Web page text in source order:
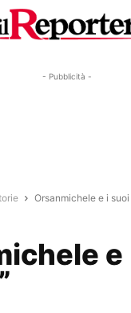
- Pubblicità -
Orsanmichele e i suoi
e